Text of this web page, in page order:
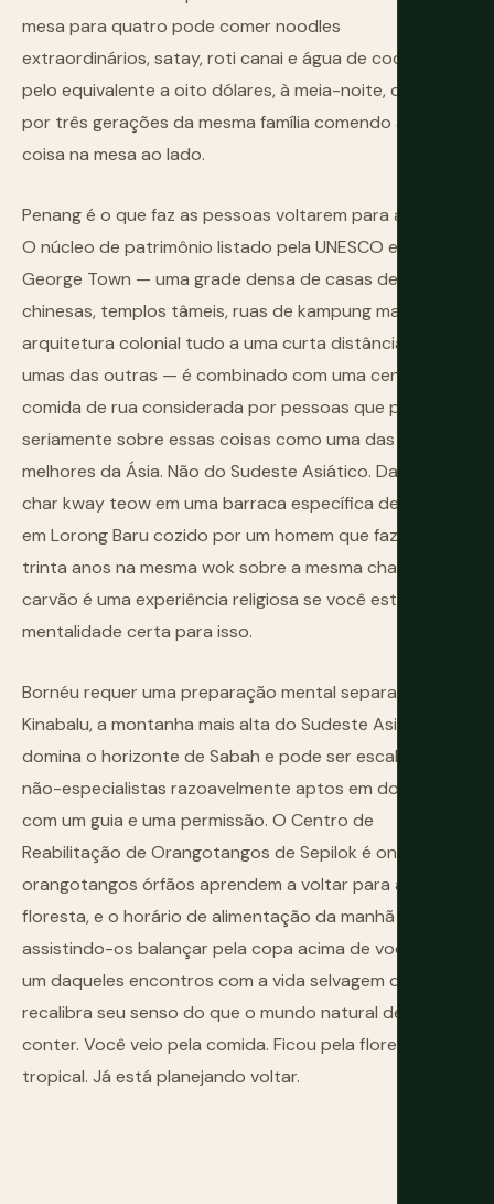
mesa para quatro pode comer noodles
extraordinários, satay, roti canai e água de coco fresca
pelo equivalente a oito dólares, à meia-noite, cercada
por três gerações da mesma família comendo a mesma
coisa na mesa ao lado.
Penang é o que faz as pessoas voltarem para a Malásia.
O núcleo de patrimônio listado pela UNESCO em
George Town — uma grade densa de casas de loja
chinesas, templos tâmeis, ruas de kampung malaias e
arquitetura colonial tudo a uma curta distância a pé
umas das outras — é combinado com uma cena de
comida de rua considerada por pessoas que pensam
seriamente sobre essas coisas como uma das
melhores da Ásia. Não do Sudeste Asiático. Da Ásia. O
char kway teow em uma barraca específica de hawker
em Lorong Baru cozido por um homem que faz isso há
trinta anos na mesma wok sobre a mesma chama de
carvão é uma experiência religiosa se você estiver na
mentalidade certa para isso.
Bornéu requer uma preparação mental separada.
Kinabalu, a montanha mais alta do Sudeste Asiático,
domina o horizonte de Sabah e pode ser escalada por
não-especialistas razoavelmente aptos em dois dias
com um guia e uma permissão. O Centro de
Reabilitação de Orangotangos de Sepilok é onde
orangotangos órfãos aprendem a voltar para a
floresta, e o horário de alimentação da manhã —
assistindo-os balançar pela copa acima de você — é
um daqueles encontros com a vida selvagem que
recalibra seu senso do que o mundo natural deve
conter. Você veio pela comida. Ficou pela floresta
tropical. Já está planejando voltar.